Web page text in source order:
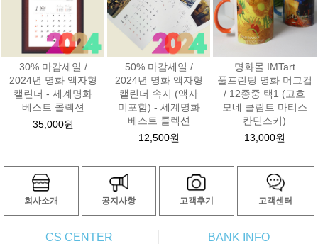
30% 마감세일 /
2024년 명화 액자형
캘린더 - 세계명화
베스트 콜렉션
35,000원
50% 마감세일 /
2024년 명화 액자형
캘린더 속지 (액자
미포함) - 세계명화
베스트 콜렉션
12,500원
명화몰 IMTart
풀프린팅 명화 머그컵
/ 12종중 택1 (고흐
모네 클림트 마티스
칸딘스키)
13,000원
회사소개 공지사항 고객후기 고객센터
CS CENTER
BANK INFO